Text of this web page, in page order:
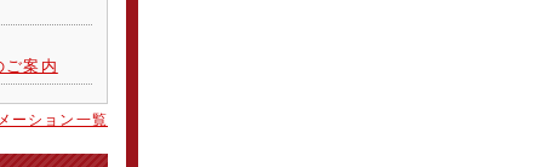
ご案内
ーション一覧